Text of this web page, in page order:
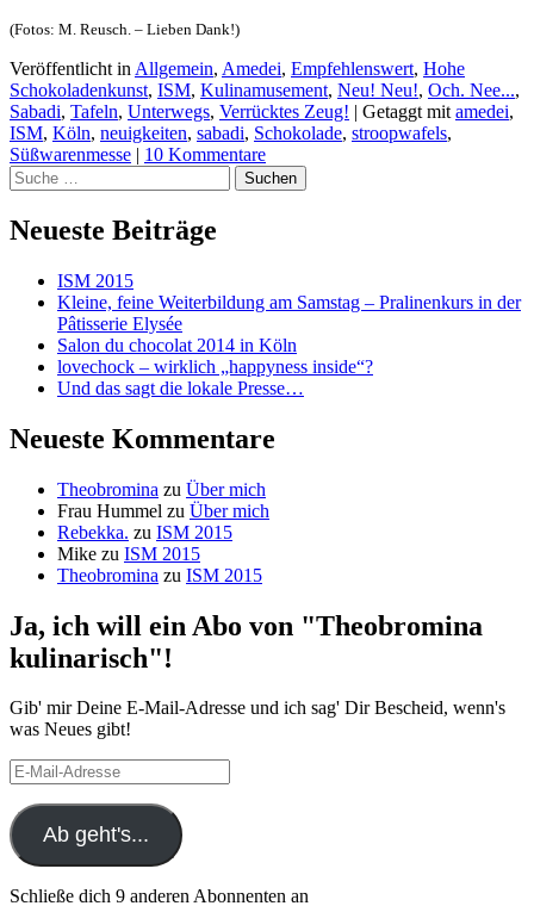
(Fotos: M. Reusch. – Lieben Dank!)
Veröffentlicht in Allgemein, Amedei, Empfehlenswert, Hohe
Schokoladenkunst, ISM, Kulinamusement, Neu! Neu!, Och. Nee...,
Sabadi, Tafeln, Unterwegs, Verrücktes Zeug! | Getaggt mit amedei,
ISM, Köln, neuigkeiten, sabadi, Schokolade, stroopwafels,
Süßwarenmesse | 10 Kommentare
Suchen
Neueste Beiträge
ISM 2015
Kleine, feine Weiterbildung am Samstag – Pralinenkurs in der
Pâtisserie Elysée
Salon du chocolat 2014 in Köln
lovechock – wirklich „happyness inside“?
Und das sagt die lokale Presse…
Neueste Kommentare
Theobromina zu Über mich
Frau Hummel zu Über mich
Rebekka. zu ISM 2015
Mike zu ISM 2015
Theobromina zu ISM 2015
Ja, ich will ein Abo von "Theobromina
kulinarisch"!
Gib' mir Deine E-Mail-Adresse und ich sag' Dir Bescheid, wenn's
was Neues gibt!
E-
Mail-
Adresse
Ab geht's...
Schließe dich 9 anderen Abonnenten an